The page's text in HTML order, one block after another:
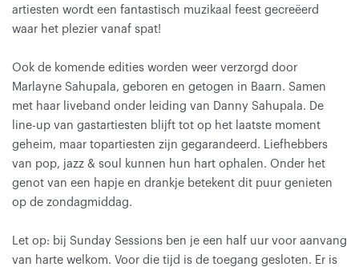
artiesten wordt een fantastisch muzikaal feest gecreëerd
waar het plezier vanaf spat!
Ook de komende edities worden weer verzorgd door
Marlayne Sahupala, geboren en getogen in Baarn. Samen
met haar liveband onder leiding van Danny Sahupala. De
line-up van gastartiesten blijft tot op het laatste moment
geheim, maar topartiesten zijn gegarandeerd. Liefhebbers
van pop, jazz & soul kunnen hun hart ophalen. Onder het
genot van een hapje en drankje betekent dit puur genieten
op de zondagmiddag.
Let op: bij Sunday Sessions ben je een half uur voor aanvang
van harte welkom. Voor die tijd is de toegang gesloten. Er is